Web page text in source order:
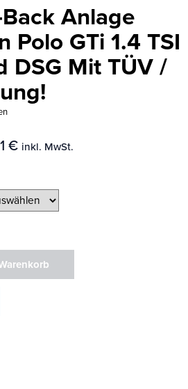
Anlage
Polo GTi 1.4 TSI
DSG Mit TÜV /
€ inkl. MwSt.